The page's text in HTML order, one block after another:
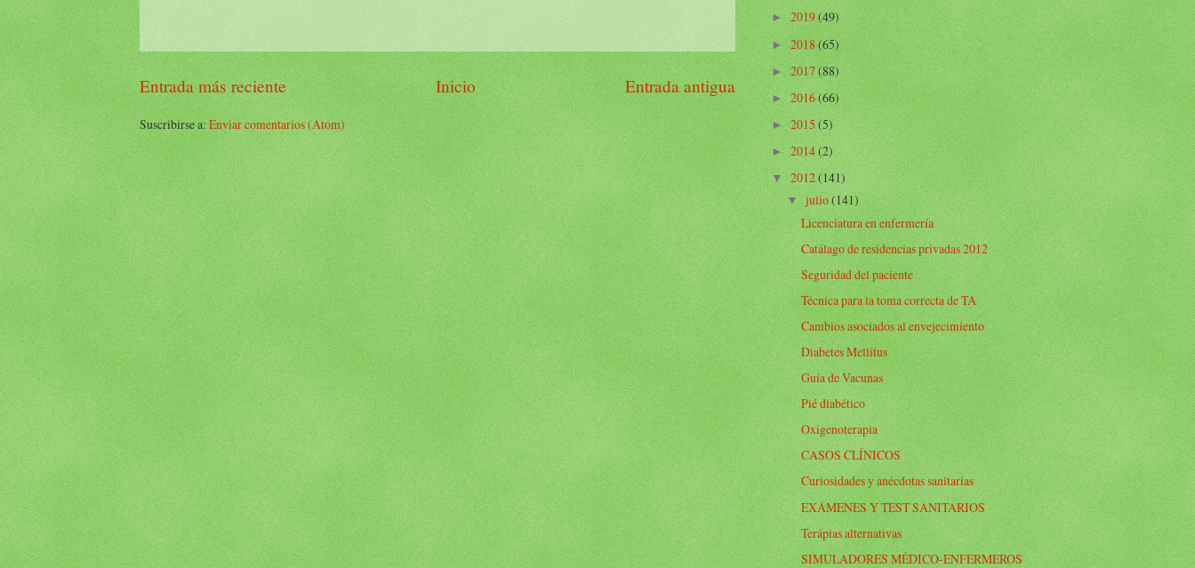
Entrada más reciente Entrada antigua
Inicio
Suscribirse a:Enviar comentarios (Atom)
►2019(49)
►2018(65)
►2017(88)
►2016(66)
►2015(5)
►2014(2)
▼2012(141)
▼julio(141)
Licenciatura en enfermería
Catálago de residencias privadas 2012
Seguridad del paciente
Técnica para la toma correcta de TA
Cambios asociados al envejecimiento
Diabetes Mellitus
Guía de Vacunas
Pié diabético
Oxigenoterapia
CASOS CLÍNICOS
Curiosidades y anécdotas sanitarias
EXÁMENES Y TEST SANITARIOS
Terápias alternativas
SIMULADORES MÉDICO-ENFERMEROS